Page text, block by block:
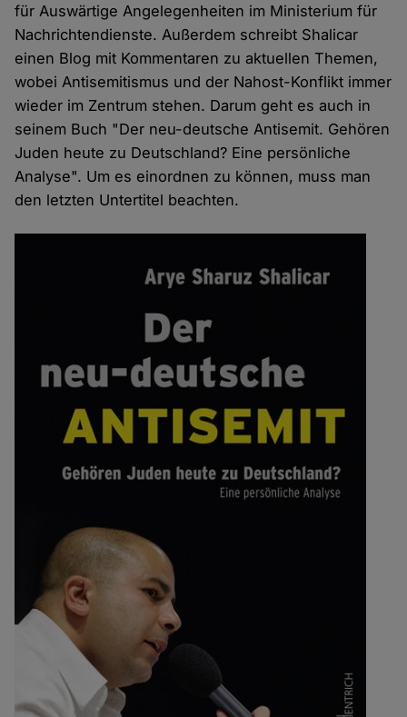
für Auswärtige Angelegenheiten im Ministerium für
Nachrichtendienste. Außerdem schreibt Shalicar
einen Blog mit Kommentaren zu aktuellen Themen,
wobei Antisemitismus und der Nahost-Konflikt immer
wieder im Zentrum stehen. Darum geht es auch in
seinem Buch "Der neu-deutsche Antisemit. Gehören
Juden heute zu Deutschland? Eine persönliche
Analyse". Um es einordnen zu können, muss man
den letzten Untertitel beachten.